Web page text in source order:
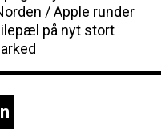
/ Apple runder
på nyt stort